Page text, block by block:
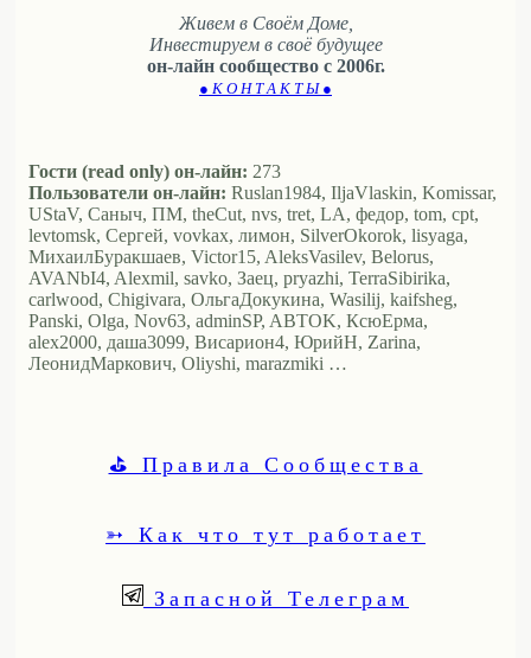
Живем в Своём Доме,
Инвестируем в своё будущее
он-лайн сообщество с 2006г.
● К О Н Т А К Т Ы ●
Гости (read only) он-лайн: 273
Пользователи он-лайн: Ruslan1984, IljaVlaskin, Komissar,
UStaV, Саныч, ПМ, theCut, nvs, tret, LA, федор, tom, cpt,
levtomsk, Сергей, vovkax, лимон, SilverOkorok, lisyaga,
МихаилБуракшаев, Victor15, AleksVasilev, Belorus,
AVANbI4, Alexmil, savko, Заец, pryazhi, TerraSibirika,
carlwood, Chigivara, ОльгаДокукина, Wasilij, kaifsheg,
Panski, Olga, Nov63, adminSP, ABTOK, КсюЕрма,
alex2000, даша3099, Висариoн4, ЮрийН, Zarina,
ЛеонидМаркович, Oliyshi, marazmiki …
⛳ Правила Сообщества
➳ Как что тут работает
Запасной Телеграм